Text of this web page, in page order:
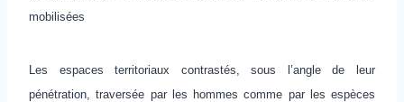
mobilisées
Les espaces territoriaux contrastés, sous l’angle de leur
pénétration, traversée par les hommes comme par les espèces